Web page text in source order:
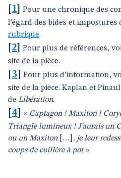
1
Pour une chronique des
l’égard des bides et impostures
rubrique.
2 Pour plus de références,
site de la pièce.
3 Pour plus d’information,
site de la pièce. Kaplan et
de Libération.
4 « Captagon ! Maxiton !
Triangle lumineux ! J’aurais un
ou un Maxiton […] , je leur
coups de cuillère à pot»